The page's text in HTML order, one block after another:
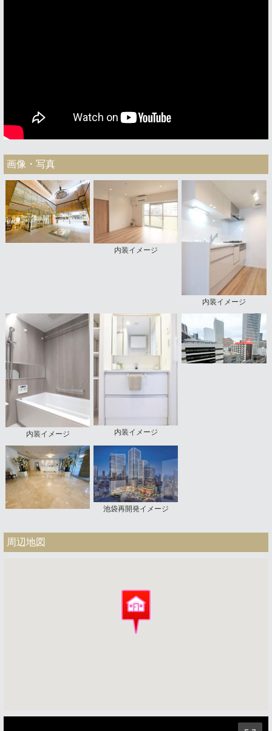
画像・写真
内装イメージ
内装イメージ
内装イメージ 内装イメージ
池袋再開発イメージ
周辺地図